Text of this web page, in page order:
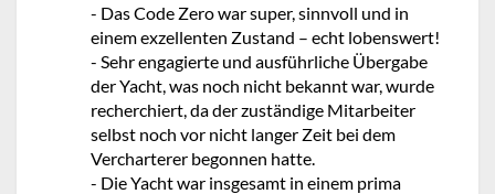
- Das Code Zero war super, sinnvoll und in
einem exzellenten Zustand – echt lobenswert!
- Sehr engagierte und ausführliche Übergabe
der Yacht, was noch nicht bekannt war, wurde
recherchiert, da der zuständige Mitarbeiter
selbst noch vor nicht langer Zeit bei dem
Vercharterer begonnen hatte.
- Die Yacht war insgesamt in einem prima